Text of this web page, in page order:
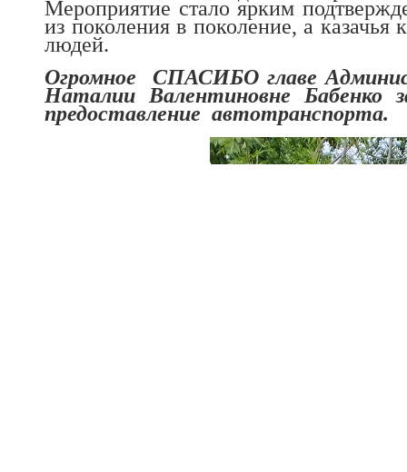
Мероприятие стало ярким
из поколения в поколение, а казачья
людей.
Огромное СПАСИБО главе
Наталии Валентиновне Бабенко
предоставление автотранспорта.